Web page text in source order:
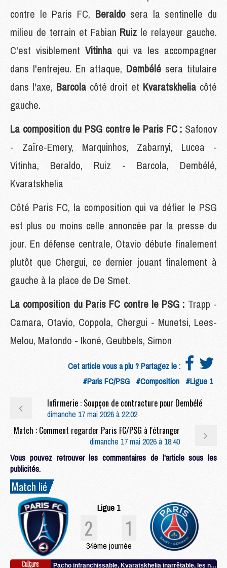
contre le Paris FC, Beraldo sera la sentinelle du
milieu de terrain et Fabian Ruiz le relayeur gauche.
C'est visiblement Vitinha qui va les accompagner
dans l'entrejeu. En attaque, Dembélé sera titulaire
dans l'axe, Barcola côté droit et Kvaratskhelia côté
gauche.
La composition du PSG contre le Paris FC : Safonov
- Zaïre-Emery, Marquinhos, Zabarnyi, Lucea -
Vitinha, Beraldo, Ruiz - Barcola, Dembélé,
Kvaratskhelia
Côté Paris FC, la composition qui va défier le PSG
est plus ou moins celle annoncée par la presse du
jour. En défense centrale, Otavio débute finalement
plutôt que Chergui, ce dernier jouant finalement à
gauche à la place de De Smet.
La composition du Paris FC contre le PSG : Trapp -
Camara, Otavio, Coppola, Chergui - Munetsi, Lees-
Melou, Matondo - Ikoné, Geubbels, Simon
Cet article vous a plu ? Partagez le :
#Paris FC/PSG #Composition #Ligue 1
Infirmerie : Soupçon de contracture pour Dembélé
dimanche 17 mai 2026 à 22:02
Match : Comment regarder Paris FC/PSG à l'étranger
dimanche 17 mai 2026 à 18:40
Vous pouvez retrouver les commentaires de l'article sous les
publicités.
Match lié
Ligue 1
2 1
34ème journée